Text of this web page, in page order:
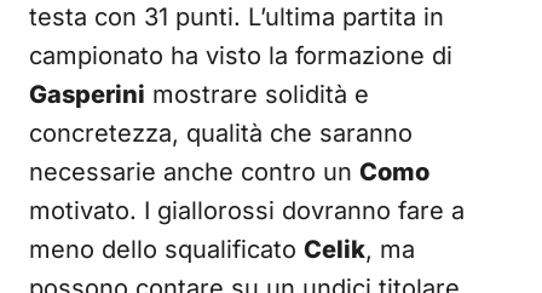
testa con 31 punti. L’ultima partita in
campionato ha visto la formazione di
Gasperini mostrare solidità e
concretezza, qualità che saranno
necessarie anche contro un Como
motivato. I giallorossi dovranno fare a
meno dello squalificato Celik, ma